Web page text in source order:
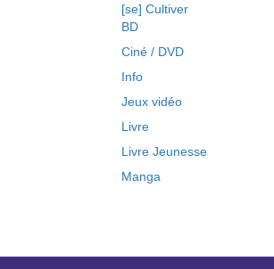
[se] Cultiver
BD
Ciné / DVD
Info
Jeux vidéo
Livre
Livre Jeunesse
Manga